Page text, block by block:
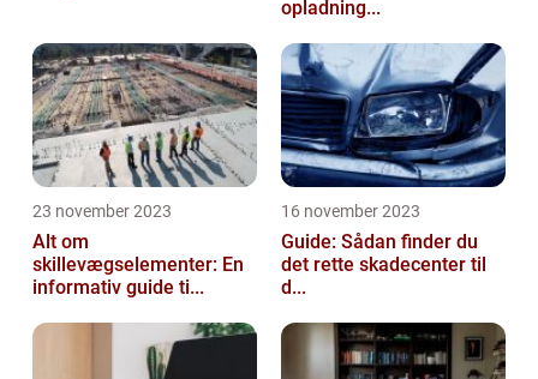
opladning...
23 november 2023
Alt om
skillevægselementer: En
informativ guide ti...
16 november 2023
Guide: Sådan finder du
det rette skadecenter til
d...